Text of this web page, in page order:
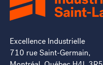
Excellence Industrielle
710 rue Saint-Germain,